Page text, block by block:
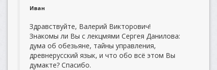
Иван
Здравствуйте, Валерий Викторович!
Знакомы ли Вы с лекцмями Сергея Данилова:
дума об обезьяне, тайны управления,
древнерусский язык, и что обо всё этом Вы
думакте? Спасибо.